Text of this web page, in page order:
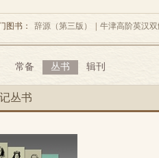
图书： 辞源（第三版） 牛津高阶英汉
常备 丛书 辑刊
丛书